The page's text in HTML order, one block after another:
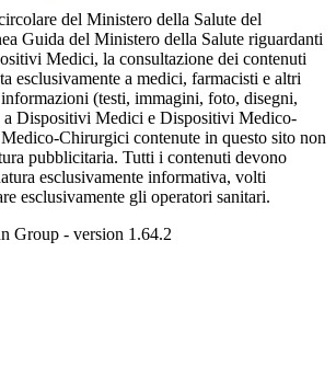
del Ministero della Salute del
Guida del Ministero della Salute riguardanti
Medici, la consultazione dei contenuti
esclusivamente a medici, farmacisti e altri
(testi, immagini, foto, disegni,
a Dispositivi Medici e Dispositivi Medico-
Chirurgici contenute in questo sito non
pubblicitaria. Tutti i contenuti devono
esclusivamente informativa, volti
esclusivamente gli operatori sanitari.
Group - version 1.64.2